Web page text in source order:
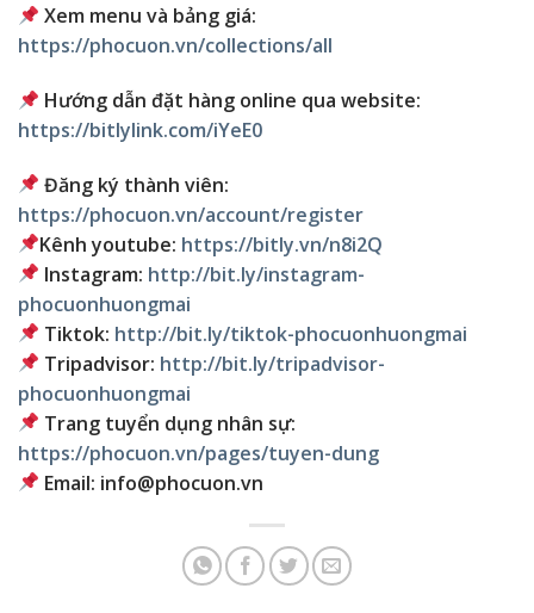
Xem menu và bảng giá:
https://phocuon.vn/collections/all
Hướng dẫn đặt hàng online qua website:
https://bitlylink.com/iYeE0
Đăng ký thành viên:
https://phocuon.vn/account/register
Kênh youtube: https://bitly.vn/n8i2Q
Instagram: http://bit.ly/instagram-
phocuonhuongmai
Tiktok: http://bit.ly/tiktok-phocuonhuongmai
Tripadvisor: http://bit.ly/tripadvisor-
phocuonhuongmai
Trang tuyển dụng nhân sự:
https://phocuon.vn/pages/tuyen-dung
Email: info@phocuon.vn